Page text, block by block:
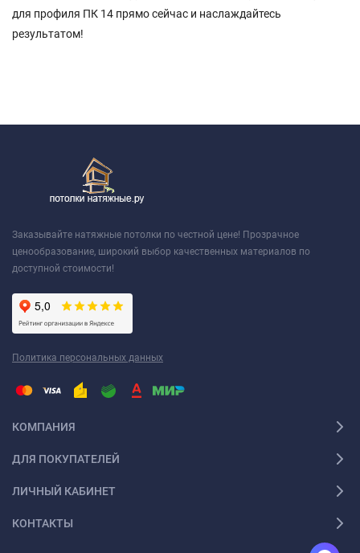
для профиля ПК 14 прямо сейчас и наслаждайтесь
результатом!
Заказывайте натяжные потолки по честной цене! Прозрачное
ценообразование, широкий выбор качественных материалов по
доступной стоимости!
Политика персональных данных
КОМПАНИЯ
ДЛЯ ПОКУПАТЕЛЕЙ
ЛИЧНЫЙ КАБИНЕТ
КОНТАКТЫ